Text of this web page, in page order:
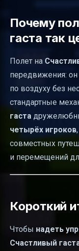
Почему
гаста так
Полет на
передвижения:
по воздуху без
стандартные
гаста
четырёх игроков
совместных
и перемещений
Короткий
Чтобы надеть
Счастливый